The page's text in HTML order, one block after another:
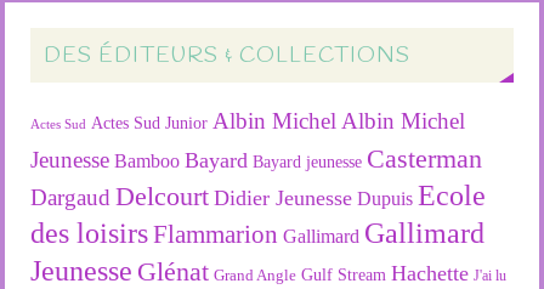
DES ÉDITEURS & COLLECTIONS
Actes Sud Actes Sud Junior Albin Michel Albin Michel
Jeunesse Bamboo Bayard Bayard jeunesse Casterman
Dargaud Delcourt Didier Jeunesse Dupuis Ecole
des loisirsFlammarion Gallimard Gallimard
Jeunesse Glénat Grand Angle Gulf Stream Hachette J'ai lu